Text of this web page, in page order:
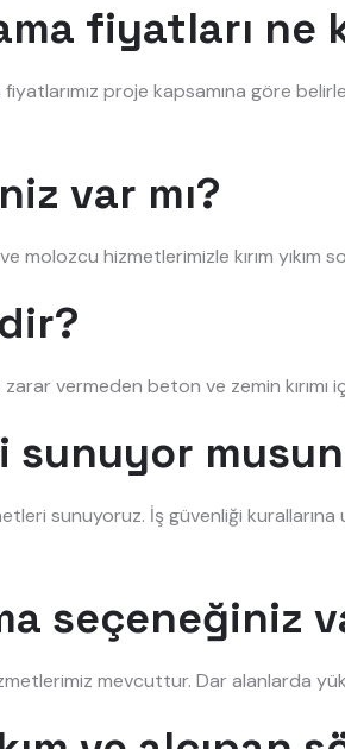
fiyatları ne
proje kapsamına göre
var mı?
molozcu hizmetlerimizle kırım yıkım
zarar vermeden beton ve zemin
sunuyor
sunuyoruz. İş güvenliği
seçeneğiniz
mevcuttur. Dar alanlarda